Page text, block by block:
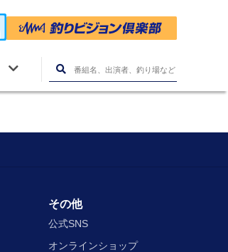
その他
公式SNS
オンラインショップ